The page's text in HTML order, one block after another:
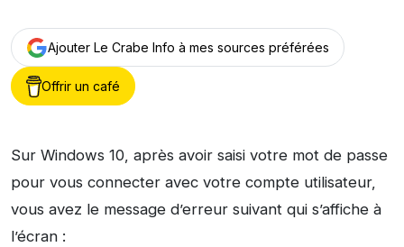
Ajouter Le Crabe Info à mes sources préférées
Offrir un café
Sur Windows 10, après avoir saisi votre mot de passe
pour vous connecter avec votre compte utilisateur,
vous avez le message d’erreur suivant qui s’affiche à
l’écran :